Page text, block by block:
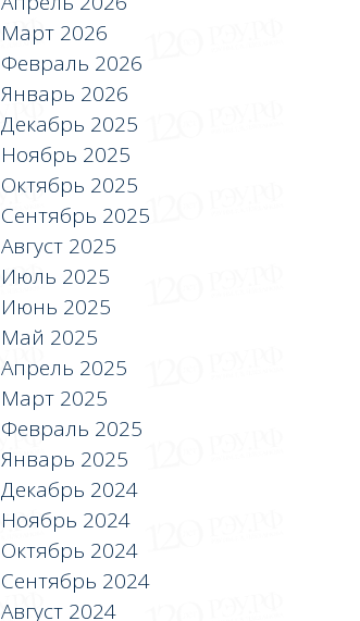
Март 2026
Февраль 2026
Январь 2026
Декабрь 2025
Ноябрь 2025
Октябрь 2025
Сентябрь 2025
Август 2025
Июль 2025
Июнь 2025
Май 2025
Апрель 2025
Март 2025
Февраль 2025
Январь 2025
Декабрь 2024
Ноябрь 2024
Октябрь 2024
Сентябрь 2024
Август 2024